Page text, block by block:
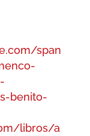
span
benito-
libros/a